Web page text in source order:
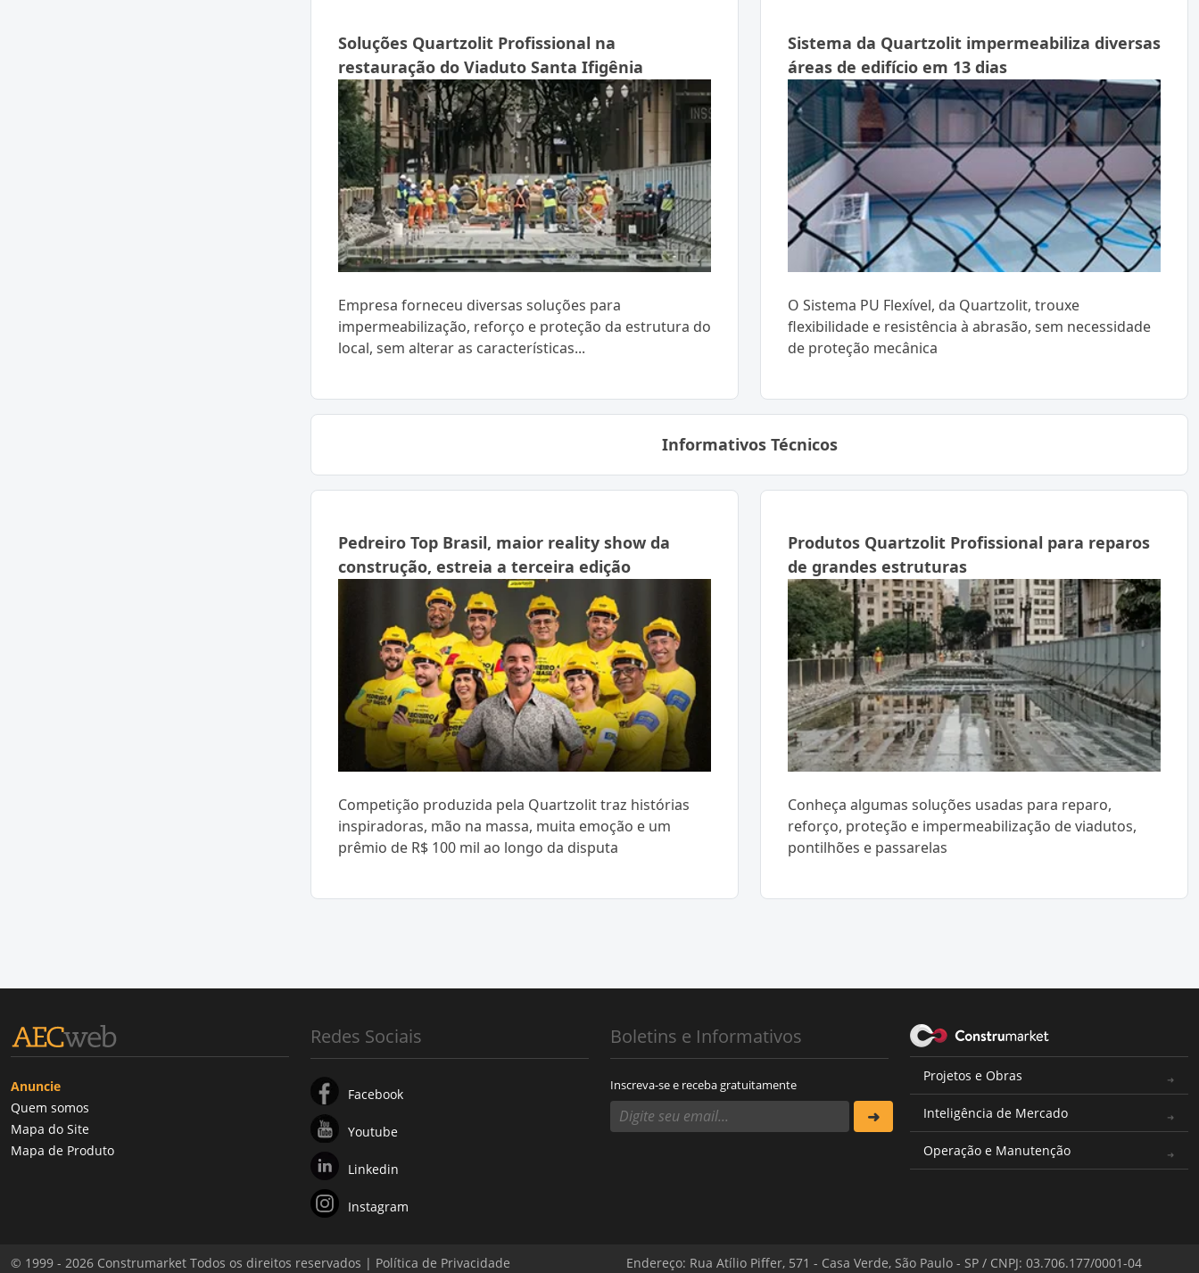
Soluções Quartzolit Profissional na
restauração do Viaduto Santa Ifigênia
Empresa forneceu diversas soluções para
impermeabilização, reforço e proteção da estrutura do
local, sem alterar as características...
Sistema da Quartzolit impermeabiliza diversas
áreas de edifício em 13 dias
O Sistema PU Flexível, da Quartzolit, trouxe
flexibilidade e resistência à abrasão, sem necessidade
de proteção mecânica
Informativos Técnicos
Pedreiro Top Brasil, maior reality show da
construção, estreia a terceira edição
Competição produzida pela Quartzolit traz histórias
inspiradoras, mão na massa, muita emoção e um
prêmio de R$ 100 mil ao longo da disputa
Produtos Quartzolit Profissional para reparos
de grandes estruturas
Conheça algumas soluções usadas para reparo,
reforço, proteção e impermeabilização de viadutos,
pontilhões e passarelas
Anuncie
Quem somos
Mapa do Site
Mapa de Produto
Redes Sociais
Facebook
Youtube
Linkedin
Instagram
Boletins e Informativos
Inscreva-se e receba gratuitamente
Projetos e Obras
Inteligência de Mercado
Operação e Manutenção
© 1999 - 2026 Construmarket Todos os direitos reservados | Política de Privacidade Endereço: Rua Atílio Piffer, 571 - Casa Verde, São Paulo - SP / CNPJ: 03.706.177/0001-04